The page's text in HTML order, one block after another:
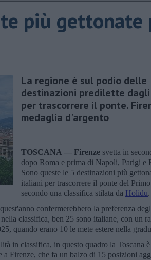
più gettonate
La regione è sul podio delle
destinazioni predilette
per trascorrere il ponte.
medaglia d'argento
TOSCANA — Firenze svetta in
dopo Roma e prima di Napoli, Parigi e
Sono queste le 5 destinazioni più
italiani per trascorrere il ponte del
secondo una classifica stilata da Holidu.
confermerebbero la preferenza
classifica, ben 25 sono italiane, con un
quando erano 10 le mete estere nella
in classifica, in questo quadro la Toscana
Firenze, che fa un balzo di 15 posizioni